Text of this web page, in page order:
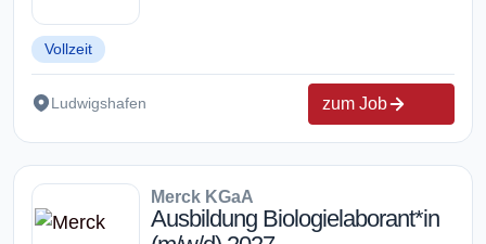
Vollzeit
Ludwigshafen zum Job
Merck KGaA
Ausbildung Biologielaborant*in